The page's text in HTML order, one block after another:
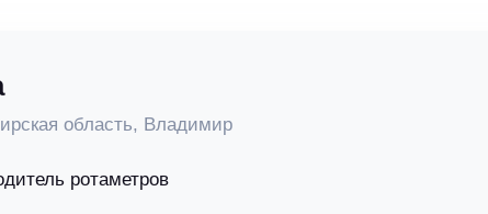
область, Владимир
ротаметров